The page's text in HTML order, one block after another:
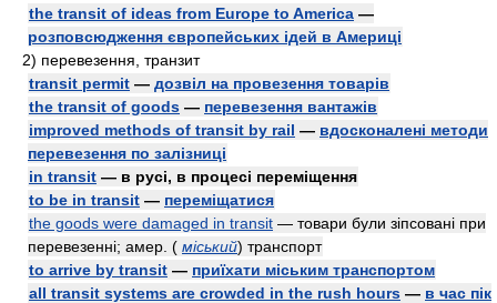
the transit of ideas from Europe to America —
розповсюдження європейських ідей в Америці
2) перевезення, транзит
transit permit — дозвіл на провезення товарів
the transit of goods — перевезення вантажів
improved methods of transit by rail — вдосконалені методи
перевезення по залізниці
in transit — в русі, в процесі переміщення
to be in transit — переміщатися
the goods were damaged in transit — товари були зіпсовані при
перевезенні; aмep. ( міський) транспорт
to arrive by transit — приїхати міським транспортом
all transit systems are crowded in the rush hours — в час пік